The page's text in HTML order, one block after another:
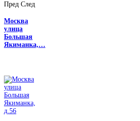
Пред След
Москва
улица
Большая
Якиманка,…